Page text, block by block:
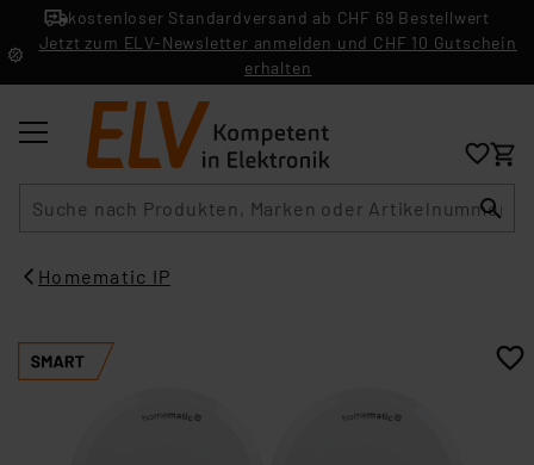
kostenloser Standardversand ab CHF 69 Bestellwert
Jetzt zum ELV-Newsletter anmelden und CHF 10 Gutschein
erhalten
Homematic IP